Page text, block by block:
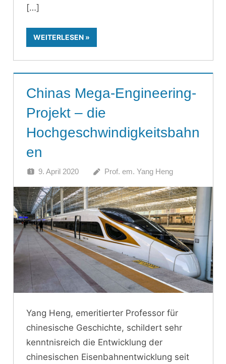
WEITERLESEN
Chinas Mega-Engineering-
Projekt – die
Hochgeschwindigkeitsbahn
en
9. April 2020 Prof. em. Yang Heng
Yang Heng, emeritierter Professor für
chinesische Geschichte, schildert sehr
kenntnisreich die Entwicklung der
chinesischen Eisenbahnentwicklung seit